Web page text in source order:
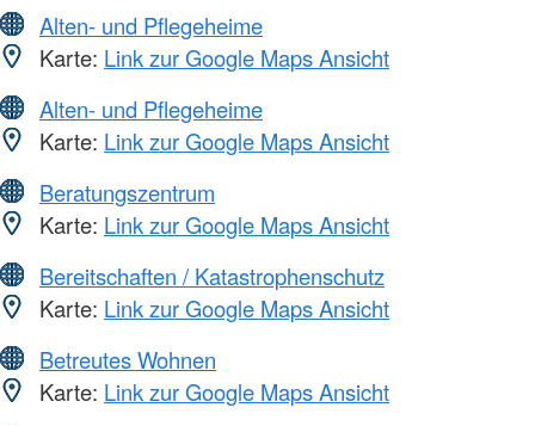
Alten- und Pflegeheime
Karte: Link zur Google Maps Ansicht
Alten- und Pflegeheime
Karte: Link zur Google Maps Ansicht
Beratungszentrum
Karte: Link zur Google Maps Ansicht
Bereitschaften / Katastrophenschutz
Karte: Link zur Google Maps Ansicht
Betreutes Wohnen
Karte: Link zur Google Maps Ansicht